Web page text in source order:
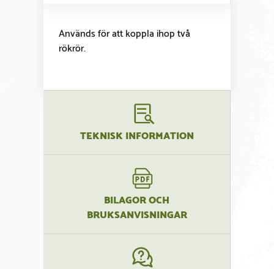
Används för att koppla ihop två
rökrör.
TEKNISK INFORMATION
BILAGOR OCH
BRUKSANVISNINGAR